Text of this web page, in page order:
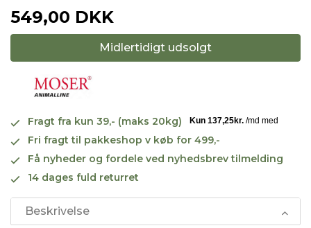
549,00 DKK
Midlertidigt udsolgt
Fragt fra kun 39,- (maks 20kg)
Fri fragt til pakkeshop v køb for 499,-
Få nyheder og fordele ved nyhedsbrev tilmelding
14 dages fuld returret
Beskrivelse